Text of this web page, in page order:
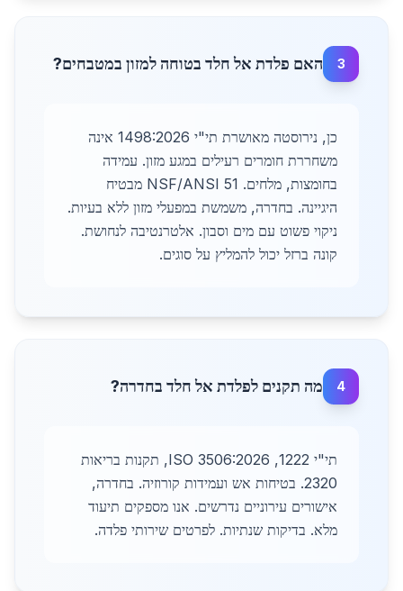
3 האם פלדת אל חלד בטוחה למזון במטבחים?
כן, נירוסטה מאושרת תי"י 1498:2026 אינה
משחררת חומרים רעילים במגע מזון. עמידה
בחומצות, מלחים. NSF/ANSI 51 מבטיח
היגיינה. בחדרה, משמשת במפעלי מזון ללא בעיות.
ניקוי פשוט עם מים וסבון. אלטרנטיבה לנחושת.
קונה ברזל יכול להמליץ על סוגים.
4 מה תקנים לפלדת אל חלד בחדרה?
תי"י 1222, ISO 3506:2026, תקנות בריאות
2320. בטיחות אש ועמידות קורוזיה. בחדרה,
אישורים עירוניים נדרשים. אנו מספקים תיעוד
מלא. בדיקות שנתיות. לפרטים שירותי פלדה.